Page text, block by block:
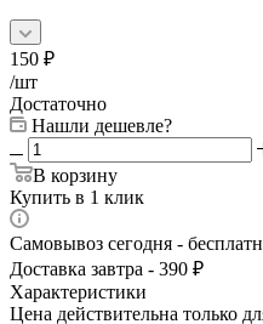
150 ₽
/шт
Достаточно
Нашли дешевле?
В корзину
Купить в 1 клик
Самовывоз сегодня -
Доставка завтра - 390 ₽
Характеристики
Цена действительна только